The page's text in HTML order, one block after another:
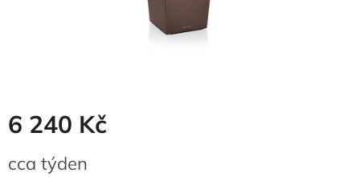
6 240 Kč
cena:
cca týden